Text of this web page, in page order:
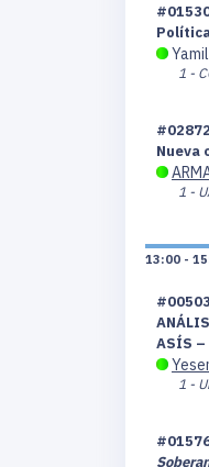
1 -
Nueva
1 -
13:00 -
ASÍS –
1 -